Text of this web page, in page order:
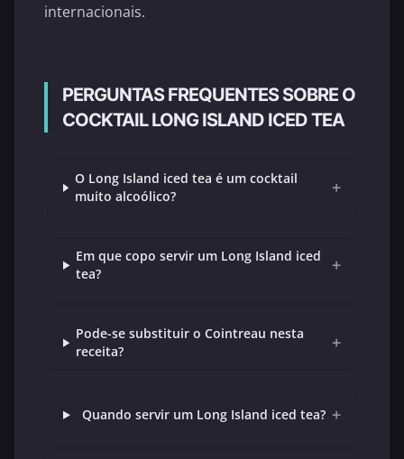
internacionais.
PERGUNTAS FREQUENTES SOBRE O
COCKTAIL LONG ISLAND ICED TEA
O Long Island iced tea é um cocktail
muito alcoólico?
+
Em que copo servir um Long Island iced
tea?
+
Pode-se substituir o Cointreau nesta
receita?
+
Quando servir um Long Island iced tea? +